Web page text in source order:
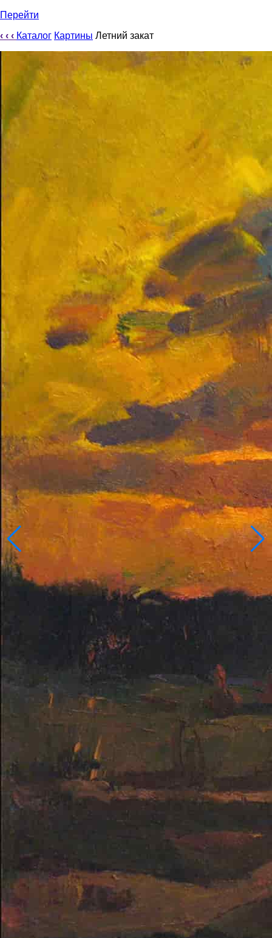
Перейти
‹ ‹ ‹ Каталог Картины Летний закат